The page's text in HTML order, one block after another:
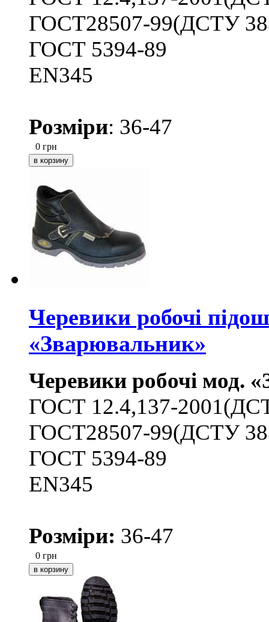
ГОСТ28507-99(ДСТУ
ГОСТ 5394-89
ЕN345
Розміри: 36-47
0 грн
Черевики робочі
«Зварювальник»
Черевики робочі мод.
ГОСТ 12.4,137-
ГОСТ28507-99(ДСТУ
ГОСТ 5394-89
ЕN345
Розміри: 36-47
0 грн